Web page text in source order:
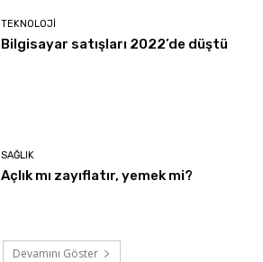
TEKNOLOJI
Bilgisayar satışları 2022’de düştü
SAĞLIK
Açlık mı zayıflatır, yemek mi?
Devamını Göster